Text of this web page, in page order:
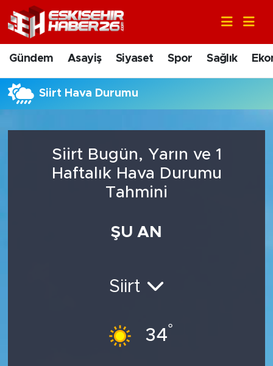
Gündem Asayiş Siyaset Spor Sağlık
Siirt Hava Durumu
Siirt Bugün, Yarın ve 1
Haftalık Hava Durumu
Tahmini
ŞU AN
Siirt
34°
Gündem
Asayiş
Siyaset
Sağlık
Nöbetçi Eczaneler
Hava Durumu
Trafik Durumu
Tüm Manşetler